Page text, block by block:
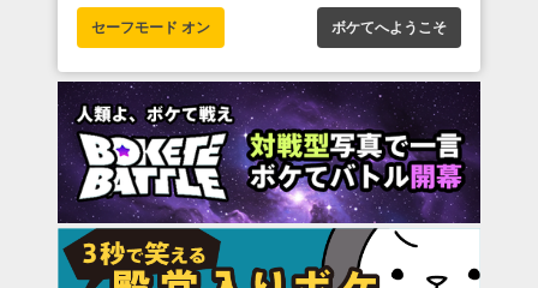
セーフモード オン ボケてへようこそ